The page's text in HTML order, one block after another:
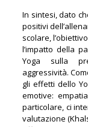
In sintesi, dato
positivi
scolare,
l’impatto della
Yoga sulla
aggressività.
gli effetti dello
emotive:
particolare, ci
valutazione